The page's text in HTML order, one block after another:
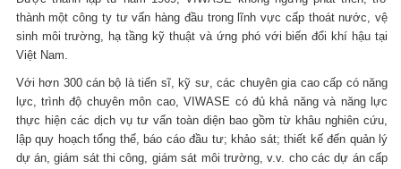
thành một công ty tư vấn hàng đầu trong lĩnh vực cấp thoát nước, vệ
sinh môi trường, hạ tầng kỹ thuật và ứng phó với biến đổi khí hậu tại
Việt Nam.
Với hơn 300 cán bộ là tiến sĩ, kỹ sư, các chuyên gia cao cấp có năng
lực, trình độ chuyên môn cao, VIWASE có đủ khả năng và năng lực
thực hiện các dịch vụ tư vấn toàn diện bao gồm từ khâu nghiên cứu,
lập quy hoạch tổng thể, báo cáo đầu tư; khảo sát; thiết kế đến quản lý
dự án, giám sát thi công, giám sát môi trường, v.v. cho các dự án cấp